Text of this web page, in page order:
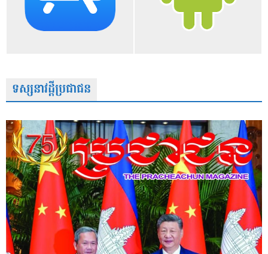
ទស្សនាវដ្តីប្រជាជន